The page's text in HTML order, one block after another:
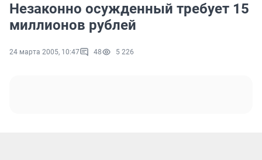
Незаконно осужденный требует 15
миллионов рублей
24 марта 2005, 10:47 48 5 226